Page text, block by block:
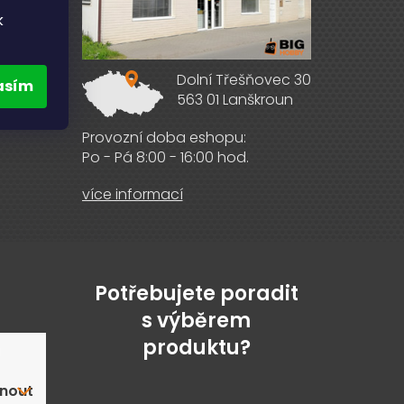
Dolní Třešňovec 30
563 01 Lanškroun
Provozní doba eshopu:
Po - Pá 8:00 - 16:00 hod.
více informací
Potřebujete poradit
s výběrem
produktu?